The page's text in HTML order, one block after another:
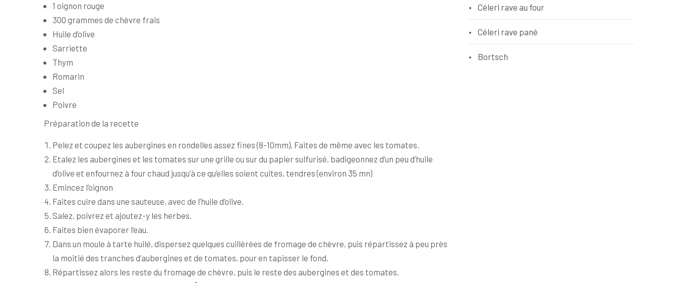
1 oignon rouge
300 grammes de chèvre frais
Huile d’olive
Sarriette
Thym
Romarin
Sel
Poivre
Préparation de la recette
Pelez et coupez les aubergines en rondelles assez fines (8-10mm). Faites de même avec les tomates.
Etalez les aubergines et les tomates sur une grille ou sur du papier sulfurisé, badigeonnez d’un peu d’huile
d’olive et enfournez à four chaud jusqu’à ce qu’elles soient cuites, tendres (environ 35 mn)
Emincez l’oignon
Faites cuire dans une sauteuse, avec de l’huile d’olive.
Salez, poivrez et ajoutez-y les herbes.
Faites bien évaporer l’eau.
Dans un moule à tarte huilé, dispersez quelques cuillèrées de fromage de chèvre, puis répartissez à peu près
la moitié des tranches d’aubergines et de tomates, pour en tapisser le fond.
Répartissez alors les reste du fromage de chèvre, puis le reste des aubergines et des tomates.
Céleri rave au four
Céleri rave pané
Bortsch